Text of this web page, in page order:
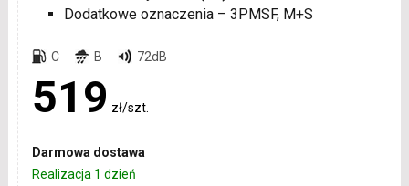
Dodatkowe oznaczenia – 3PMSF, M+S
C B 72dB
519 zł/szt.
Darmowa dostawa
Realizacja 1 dzień